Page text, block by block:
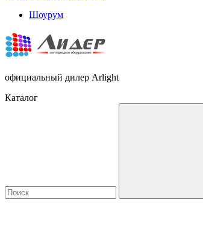
Шоурум
официальный дилер Arlight
Каталог